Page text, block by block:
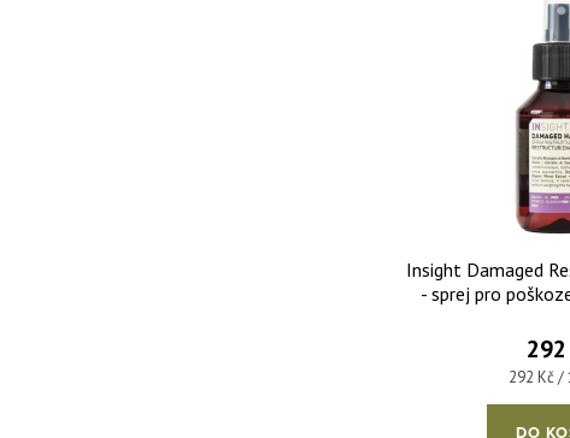
Insight Damaged
- sprej pro
Měrná
292 Kč /
DO